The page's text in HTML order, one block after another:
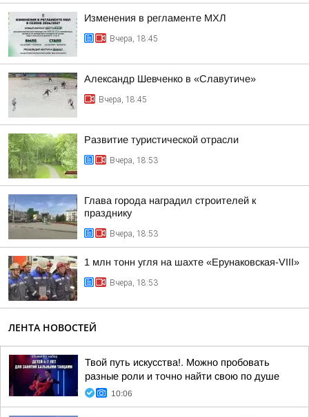
Изменения в регламенте МХЛ
Вчера, 18:45
Александр Шевченко в «Славутиче»
Вчера, 18:45
Развитие туристической отрасли
Вчера, 18:53
Глава города наградил строителей к
празднику
Вчера, 18:53
1 млн тонн угля на шахте «Ерунаковская-VIII»
Вчера, 18:53
ЛЕНТА НОВОСТЕЙ
Твой путь искусства!. Можно пробовать
разные роли и точно найти свою по душе
10:06